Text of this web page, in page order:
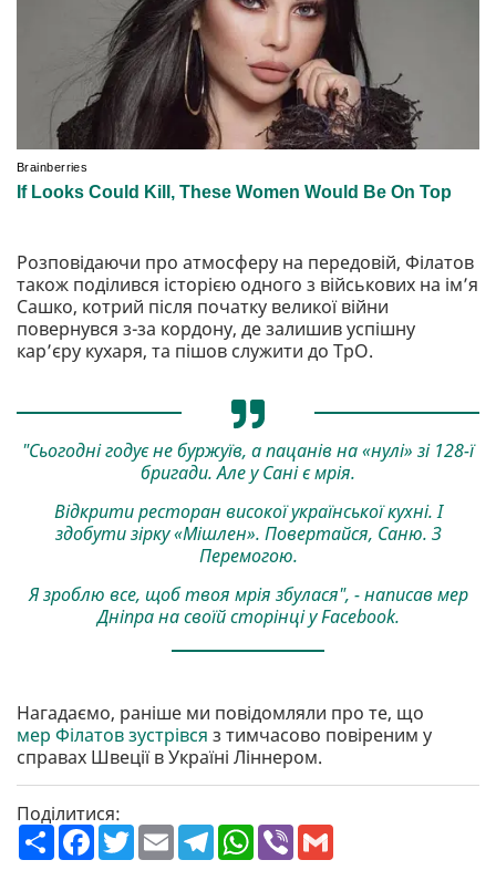
Розповідаючи про атмосферу на передовій, Філатов
також поділився історією одного з військових на імʼя
Сашко, котрий після початку великої війни
повернувся з-за кордону, де залишив успішну
кар’єру кухаря, та пішов служити до ТрО.
"Сьогодні годує не буржуїв, а пацанів на «нулі» зі 128-ї
бригади. Але у Сані є мрія.
Відкрити ресторан високої української кухні. І
здобути зірку «Мішлен». Повертайся, Саню. З
Перемогою.
Я зроблю все, щоб твоя мрія збулася", - написав мер
Дніпра на своїй сторінці у Facebook.
Нагадаємо, раніше ми повідомляли про те, що
мер Філатов зустрівся з тимчасово повіреним у
справах Швеції в Україні Ліннером.
Поділитися:
П
о
F
a
T
w
E
m
T
e
W
h
V